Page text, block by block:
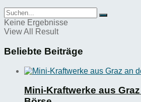
Keine Ergebnisse
View All Result
Beliebte Beiträge
Mini-Kraftwerke aus